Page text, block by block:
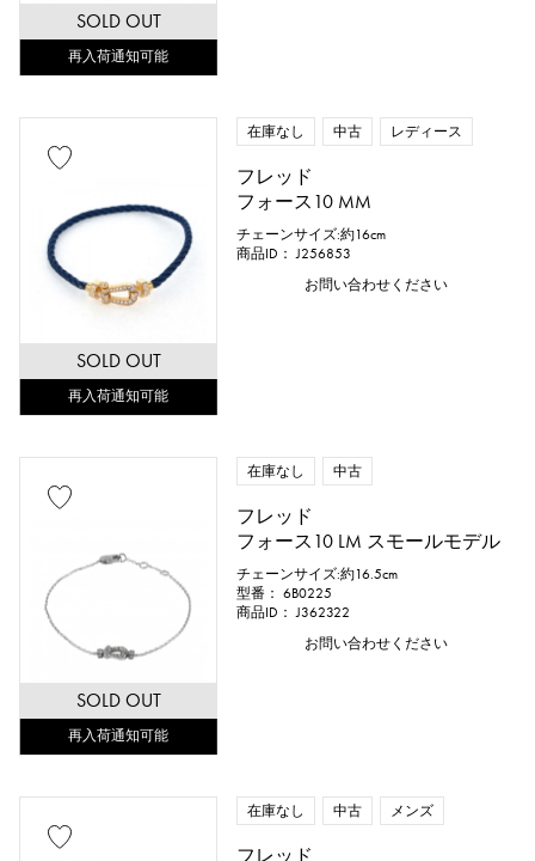
SOLD OUT
再入荷通知可能
SOLD OUT
再入荷通知可能
在庫なし 中古 レディース
フレッド
フォース10 MM
チェーンサイズ:約16cm
商品ID： J256853
お問い合わせください
SOLD OUT
再入荷通知可能
在庫なし 中古
フレッド
フォース10 LM スモールモデル
チェーンサイズ:約16.5cm
型番： 6B0225
商品ID： J362322
お問い合わせください
在庫なし 中古 メンズ
フレッド